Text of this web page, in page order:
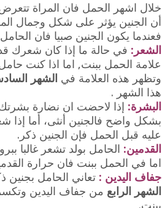
خلال اشهر الحمل فان المراة
أن الجنين يؤثر على شكل وجمال
فعندما يكون الجنين صبيا فان
الشعر: في حالة ما إذا كان شعرك قد
علامة الحمل ببنت, اما اذا كنت
وتظهر هذه العلامة في الشهر
هذا الشهر .
البشرة: إذا لاحضت ان نضارة
بشكل واضح فالجنين أنثى، أما إذا
عليه قبل الحمل فإن الجنين ذكر.
القدمين: الحامل بولد تشعر غالبا
اما في الحمل ببنت فان حرارة
جفاف اليدين : تعاني الحامل بجنين
الشهر الرابع من جفاف اليدين
ببنت.